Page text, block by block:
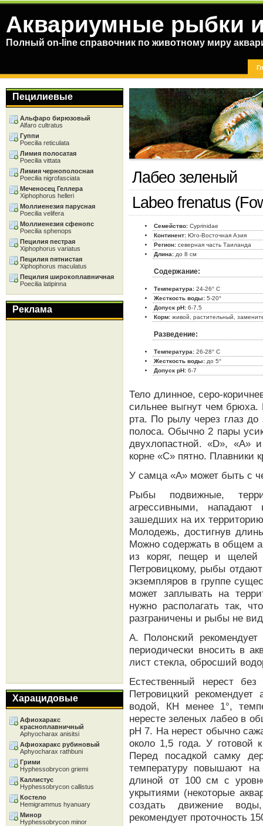
Аквариумные рыбки
Полный on-line справочник по животному миру
Лабео зеленый
Labeo frenatus
Семейство: Cyprinidae
Континент: Юго-Восточная Азия
Регион: северная часть Таиланда
Длина: до 8 см
Содержание:
Температура: 24-26° C
Жесткость воды: 5-20°
Допуск pH: 6-7,5
Корм: живой, растительный,
Разведение:
Температура: 26-28° C
Жесткость воды: до 5°
Допуск pH: 6-7
Тело длинное, серо-
сильнее выгнут чем брюха.
рта. По рылу через глаз до
полоса. Обычно 2 пары
двухлопастной. «D», «А»
корне «С» пятно. Плавники
У самца «А» может быть с
Рыбы подвижные,
агрессивными,
зашедших на их
Молодежь, достигнув
Можно содержать в общем
из коряг, пещер и щелей
Петровицкому, рыбы
экземпляров в группе
может заплывать на
нужно располагать так,
разграничены и рыбы не
А. Полонский
периодически вносить в
лист стекла, обросший
Естественный нерест
Петровицкий
водой, КН менее 1°,
нересте зеленых лабео в
рН 7. На нерест обычно
около 1,5 года. У готовой
Перед посадкой самку
температуру повышают
длиной от 100 см с
укрытиями (некоторые
создать движение
рекомендует проточность
Пецилиевые
Альфаро бирюзовый
Alfaro cultratus
Гуппи
Poecilia reticulata
Лимия полосатая
Poecilia vittata
Лимия чернополосная
Poecilia nigrofasciata
Меченосец Геллера
Xiphophorus helleri
Моллиенезия парусная
Poecilia velifera
Моллиенезия сфенопс
Poecilia sphenops
Пецилия пестрая
Xiphophorus variatus
Пецилия пятнистая
Xiphophorus maculatus
Пецилия широкоплавничная
Poecilia latipinna
Реклама
Харацидовые
Афиохаракс
красноплавничный
Aphyocharax anisitsi
Афиохаракс рубиновый
Aphyocharax rathbuni
Грими
Hyphessobrycon griemi
Каллистус
Hyphessobrycon callistus
Костело
Hemigrammus hyanuary
Минор
Hyphessobrycon minor